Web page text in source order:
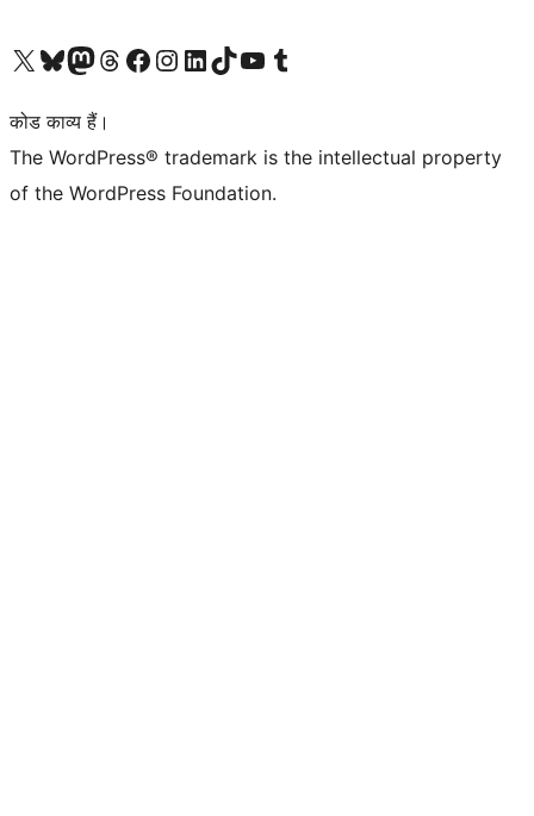
Visit our X (formerly Twitter) account
हमारे बलुस्की खाते पर जाएँVisit our Mastodon account
हमारे थ्रेड्स अकाउंट पर जाएंहमारे फेसबुक पेज पर जाएँहमारे इंस्टाग्राम अकाउंट पर जाएंहमारे लिंक्डइन खाते पर जाएँहमारे टिकटॉक खाते पर जाएँहमारे यूट्यूब चैनल पर जाएंहमारे Tumblr खाते पर जाएँ
कोड काव्य हैं।
The WordPress® trademark is the intellectual property
of the WordPress Foundation.